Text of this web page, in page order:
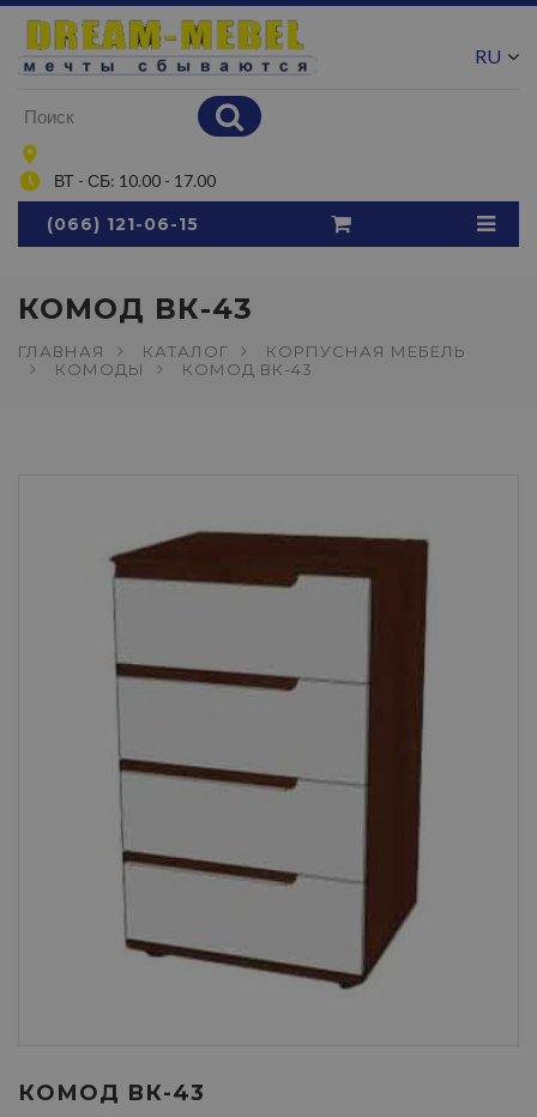
ВТ - СБ: 10.00 - 17.00
RU
(066) 121-06-15
КОМОД ВК-43
ГЛАВНАЯ КАТАЛОГ
КОРПУСНАЯ МЕБЕЛЬ
КОМОДЫ
КОМОД ВК-43
КОМОД ВК-43